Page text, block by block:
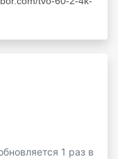
1 раз в